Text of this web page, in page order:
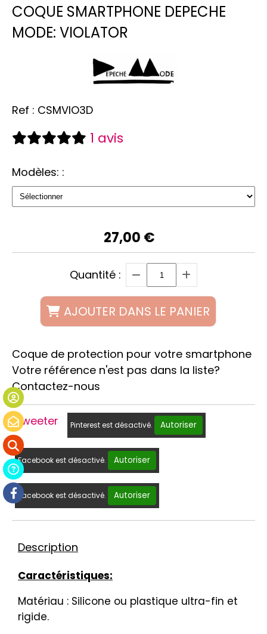
COQUE SMARTPHONE DEPECHE
MODE: VIOLATOR
Ref : CSMVIO3D
1 avis
Modèles: :
27,00 €
Quantité :
AJOUTER DANS LE PANIER
Coque de protection pour votre smartphone
Votre référence n'est pas dans la liste?
Contactez-nous
Tweeter Pinterest est désactivé. Autoriser
Facebook est désactivé. Autoriser
Facebook est désactivé. Autoriser
Description
Caractéristiques:
Matériau : Silicone ou plastique ultra-fin et
rigide.